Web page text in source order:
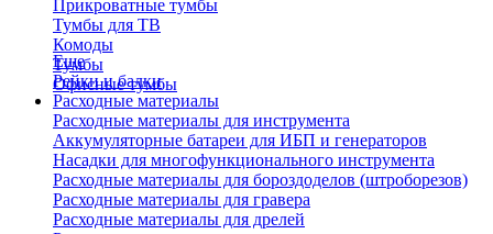
Прикроватные тумбы
Тумбы для ТВ
Комоды
Тумбы
Офисные тумбы
Еще
Рейки и балки
Расходные материалы
Расходные материалы для инструмента
Аккумуляторные батареи для ИБП и генераторов
Насадки для многофункционального инструмента
Расходные материалы для бороздоделов (штроборезов)
Расходные материалы для гравера
Расходные материалы для дрелей